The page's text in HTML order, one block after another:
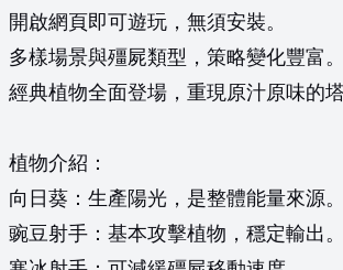
開啟網頁即可遊玩，無須安裝。
多樣場景與殭屍類型，策略變化豐富。
經典植物全面登場，重現原汁原味的塔
植物介紹：
向日葵：生產陽光，是整體能量來源。
豌豆射手：基本攻擊植物，穩定輸出。